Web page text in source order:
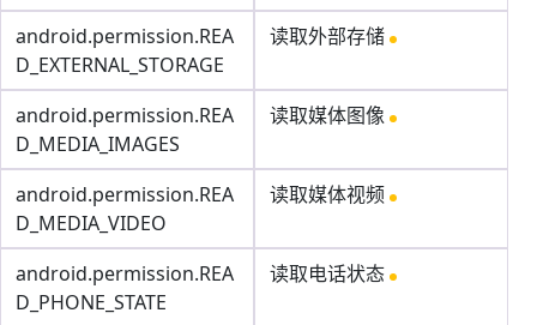
android.permission.REA
D_EXTERNAL_STORAGE
读取外部存储
android.permission.REA
D_MEDIA_IMAGES
读取媒体图像
android.permission.REA
D_MEDIA_VIDEO
读取媒体视频
android.permission.REA
D_PHONE_STATE
读取电话状态